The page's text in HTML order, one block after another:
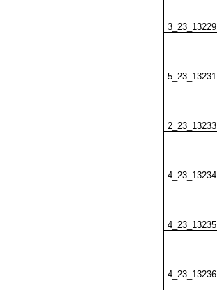
3_23_13229
5_23_13231
2_23_13233
4_23_13234
4_23_13235
4_23_13236